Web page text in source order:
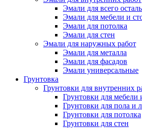
Эмали для всего
Эмали для мебели и
Эмали для потолка
Эмали для стен
Эмали для наружных работ
Эмали для металла
Эмали для фасадов
Эмали универсальные
Грунтовка
Грунтовки для внутренних
Грунтовки для мебели
Грунтовки для пола и
Грунтовки для потолка
Грунтовки для стен